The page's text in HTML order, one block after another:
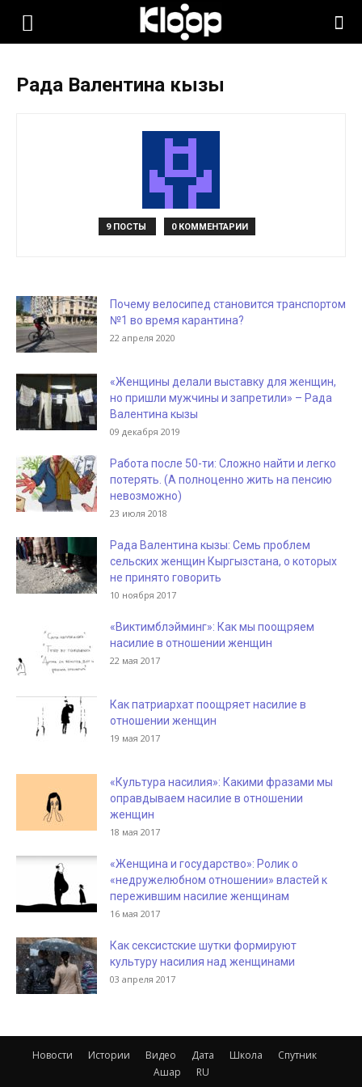
KLOOP.KG
Рада Валентина кызы
9 ПОСТЫ 0 КОММЕНТАРИИ
Почему велосипед становится транспортом
№1 во время карантина?
22 апреля 2020
«Женщины делали выставку для женщин,
но пришли мужчины и запретили» – Рада
Валентина кызы
09 декабря 2019
Работа после 50-ти: Сложно найти и легко
потерять. (А полноценно жить на пенсию
невозможно)
23 июля 2018
Рада Валентина кызы: Семь проблем
сельских женщин Кыргызстана, о которых
не принято говорить
10 ноября 2017
«Виктимблэйминг»: Как мы поощряем
насилие в отношении женщин
22 мая 2017
Как патриархат поощряет насилие в
отношении женщин
19 мая 2017
«Культура насилия»: Какими фразами мы
оправдываем насилие в отношении
женщин
18 мая 2017
«Женщина и государство»: Ролик о
«недружелюбном отношении» властей к
пережившим насилие женщинам
16 мая 2017
Как сексистские шутки формируют
культуру насилия над женщинами
03 апреля 2017
Новости Истории Видео Дата Школа
Спутник
Ашар
RU